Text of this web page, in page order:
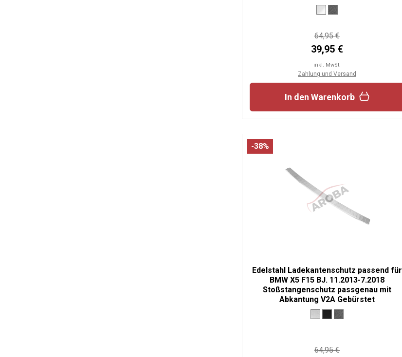
64,95 €
39,95 €
inkl. MwSt.
Zahlung und Versand
In den Warenkorb
-38%
Edelstahl Ladekantenschutz passend für
BMW X5 F15 BJ. 11.2013-7.2018
Stoßstangenschutz passgenau mit
Abkantung V2A Gebürstet
64,95 €